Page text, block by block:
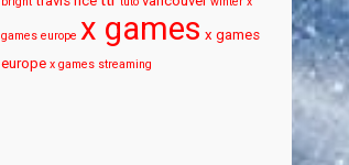
games europe x games x games
europe x games streaming